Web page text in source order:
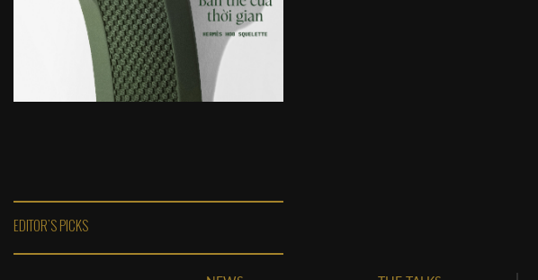
EDITOR'S PICKS